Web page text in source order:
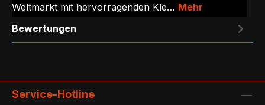
Weltmarkt mit hervorragenden Kle… Mehr
Bewertungen
Service-Hotline